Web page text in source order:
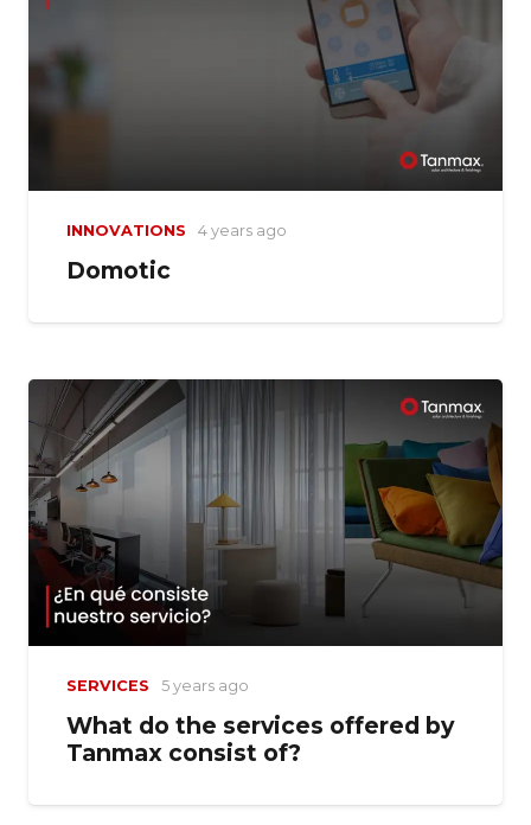
INNOVATIONS 4 years ago
Domotic
SERVICES 5 years ago
What do the services offered by
Tanmax consist of?